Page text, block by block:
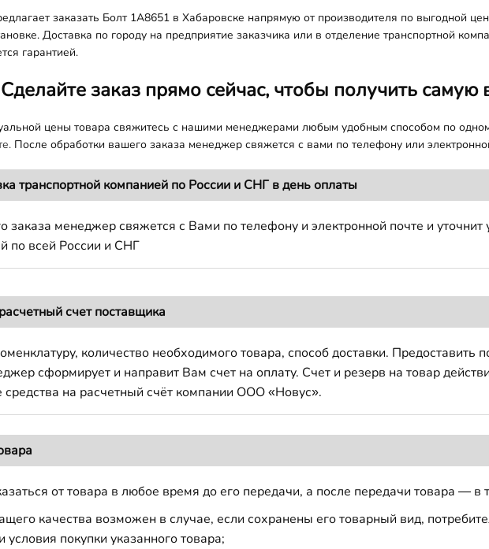
заказать Болт 1A8651 в Хабаровске напрямую от производителя по выгодной
Доставка по городу на предприятие заказчика или в отделение транспортной
гарантией.
Сделайте заказ прямо сейчас, чтобы получить
цены товара свяжитесь с нашими менеджерами любым удобным способом по
После обработки вашего заказа менеджер свяжется с вами по телефону или
транспортной компанией по России и СНГ в день оплаты
заказа менеджер свяжется с Вами по телефону и электронной почте и уточнит
по всей России и СНГ
счет поставщика
количество необходимого товара, способ доставки.
сформирует и направит Вам счет на оплату. Счет и резерв на товар
на расчетный счёт компании ООО «Новус».
от товара в любое время до его передачи, а после передачи товара — в
качества возможен в случае, если сохранены его товарный вид,
покупки указанного товара;